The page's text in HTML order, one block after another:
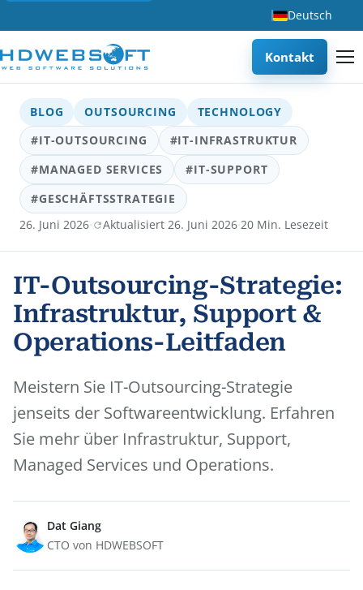
Deutsch
Kontakt
BLOG OUTSOURCING
TECHNOLOGY
#IT-OUTSOURCING
#IT-INFRASTRUKTUR
#MANAGED SERVICES
#IT-SUPPORT
#GESCHÄFTSSTRATEGIE
26. Juni 2026· Aktualisiert 26. Juni 2026·20 Min. Lesezeit
IT-Outsourcing-Strategie:
Infrastruktur, Support &
Operations-Leitfaden
Meistern Sie IT-Outsourcing-Strategie
jenseits der Softwareentwicklung. Erfahren
Sie mehr über Infrastruktur, Support,
Managed Services und Operations.
Dat Giang
CTO von HDWEBSOFT